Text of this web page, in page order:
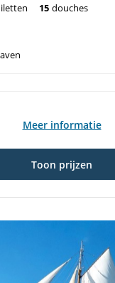
15 douches
Meer informatie
Toon prijzen